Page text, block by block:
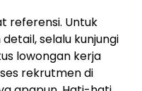
referensi. Untuk
selalu kunjungi
lowongan kerja
rekrutmen di